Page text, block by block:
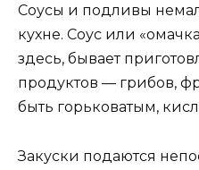
Соусы и подливы
кухне. Соус или
здесь, бывает
продуктов — грибов,
быть горьковатым,
Закуски подаются